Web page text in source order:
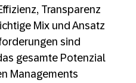
Transparenz
Mix und Ansatz
sind
gesamte Potenzial
Managements